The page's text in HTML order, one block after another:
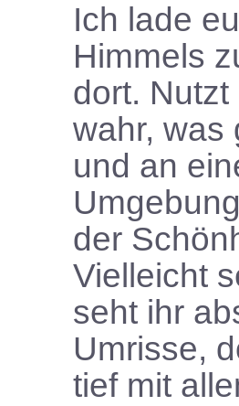
Ich lade
Himmels
dort.
wahr, was
und an
der
Vielleicht
seht ihr
Umrisse,
tief mit